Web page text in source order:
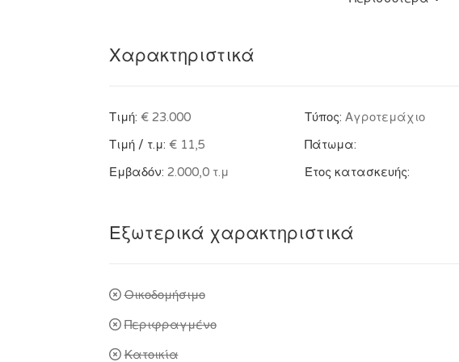
Χαρακτηριστικά
Τιμή: € 23.000
Τιμή / τ.μ: € 11,5
Εμβαδόν: 2.000,0 τ.μ
Τύπος: Αγροτεμάχιο
Πάτωμα:
Έτος κατασκευής:
Εξωτερικά χαρακτηριστικά
Οικοδομήσιμο
Περιφραγμένο
Κατοικία